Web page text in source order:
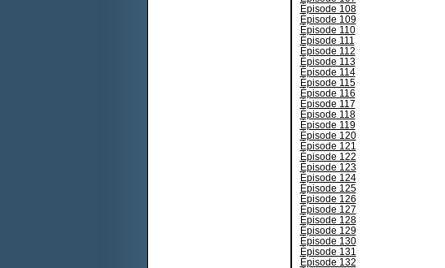
Épisode 108
Épisode 109
Épisode 110
Épisode 111
Épisode 112
Épisode 113
Épisode 114
Épisode 115
Épisode 116
Épisode 117
Épisode 118
Épisode 119
Épisode 120
Épisode 121
Épisode 122
Épisode 123
Épisode 124
Épisode 125
Épisode 126
Épisode 127
Épisode 128
Épisode 129
Épisode 130
Épisode 131
Épisode 132